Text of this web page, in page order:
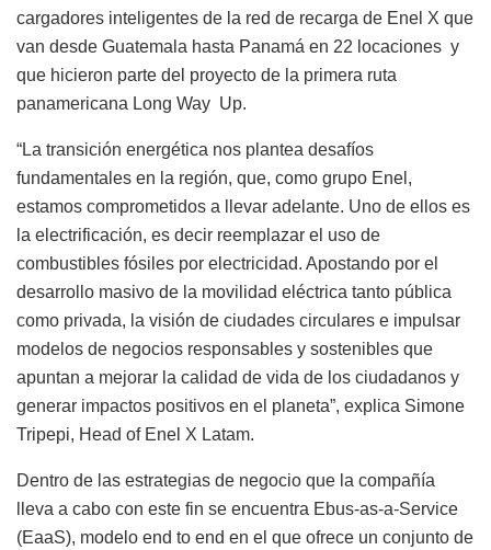
cargadores inteligentes de la red de recarga de Enel X que
van desde Guatemala hasta Panamá en 22 locaciones y
que hicieron parte del proyecto de la primera ruta
panamericana Long Way Up.
“La transición energética nos plantea desafíos
fundamentales en la región, que, como grupo Enel,
estamos comprometidos a llevar adelante. Uno de ellos es
la electrificación, es decir reemplazar el uso de
combustibles fósiles por electricidad. Apostando por el
desarrollo masivo de la movilidad eléctrica tanto pública
como privada, la visión de ciudades circulares e impulsar
modelos de negocios responsables y sostenibles que
apuntan a mejorar la calidad de vida de los ciudadanos y
generar impactos positivos en el planeta”, explica Simone
Tripepi, Head of Enel X Latam.
Dentro de las estrategias de negocio que la compañía
lleva a cabo con este fin se encuentra Ebus-as-a-Service
(EaaS), modelo end to end en el que ofrece un conjunto de